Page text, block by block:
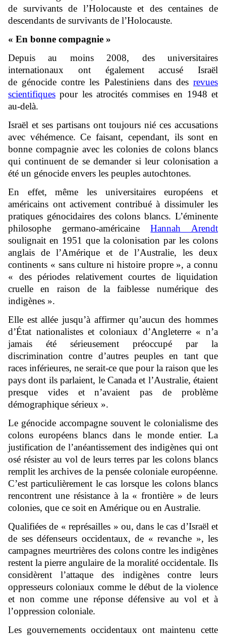
de survivants de l’Holocauste et des centaines de
descendants de survivants de l’Holocauste.
« En bonne compagnie »
Depuis au moins 2008, des universitaires
internationaux ont également accusé Israël
de génocide contre les Palestiniens dans des revues
scientifiques pour les atrocités commises en 1948 et
au-delà.
Israël et ses partisans ont toujours nié ces accusations
avec véhémence. Ce faisant, cependant, ils sont en
bonne compagnie avec les colonies de colons blancs
qui continuent de se demander si leur colonisation a
été un génocide envers les peuples autochtones.
En effet, même les universitaires européens et
américains ont activement contribué à dissimuler les
pratiques génocidaires des colons blancs. L’éminente
philosophe germano-américaineHannah Arendt
soulignait en 1951 que la colonisation par les colons
anglais de l’Amérique et de l’Australie, les deux
continents « sans culture ni histoire propre », a connu
« des périodes relativement courtes de liquidation
cruelle en raison de la faiblesse numérique des
indigènes ».
Elle est allée jusqu’à affirmer qu’aucun des hommes
d’État nationalistes et coloniaux d’Angleterre « n’a
jamais été sérieusement préoccupé par la
discrimination contre d’autres peuples en tant que
races inférieures, ne serait-ce que pour la raison que les
pays dont ils parlaient, le Canada et l’Australie, étaient
presque vides et n’avaient pas de problème
démographique sérieux ».
Le génocide accompagne souvent le colonialisme des
colons européens blancs dans le monde entier. La
justification de l’anéantissement des indigènes qui ont
osé résister au vol de leurs terres par les colons blancs
remplit les archives de la pensée coloniale européenne.
C’est particulièrement le cas lorsque les colons blancs
rencontrent une résistance à la « frontière » de leurs
colonies, que ce soit en Amérique ou en Australie.
Qualifiées de « représailles » ou, dans le cas d’Israël et
de ses défenseurs occidentaux, de « revanche », les
campagnes meurtrières des colons contre les indigènes
restent la pierre angulaire de la moralité occidentale. Ils
considèrent l’attaque des indigènes contre leurs
oppresseurs coloniaux comme le début de la violence
et non comme une réponse défensive au vol et à
l’oppression coloniale.
Les gouvernements occidentaux ont maintenu cette